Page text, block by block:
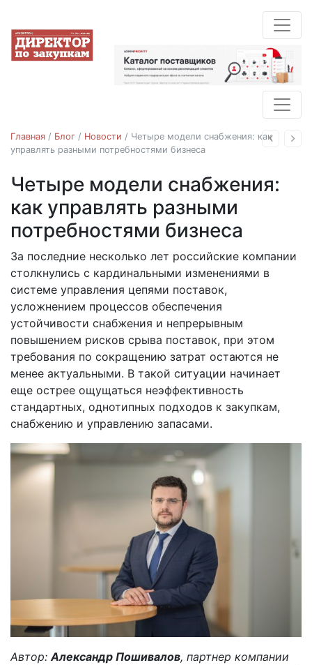
Назад
Главная / Блог / Новости / Четыре модели снабжения: как
управлять разными потребностями бизнеса
Новости
Четыре модели снабжения:
как управлять разными
потребностями бизнеса
18.02.2026
За последние несколько лет российские компании
столкнулись с кардинальными изменениями в
системе управления цепями поставок,
усложнением процессов обеспечения
устойчивости снабжения и непрерывным
повышением рисков срыва поставок, при этом
требования по сокращению затрат остаются не
менее актуальными. В такой ситуации начинает
еще острее ощущаться неэффективность
стандартных, однотипных подходов к закупкам,
снабжению и управлению запасами.
Автор:Александр Пошивалов, партнер компании